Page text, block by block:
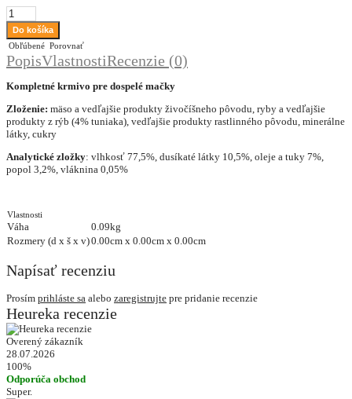
Obľúbené Porovnať
PopisVlastnostiRecenzie (0)
Kompletné krmivo pre dospelé mačky
Zloženie: mäso a vedľajšie produkty živočíšneho pôvodu, ryby a vedľajšie
produkty z rýb (4% tuniaka), vedľajšie produkty rastlinného pôvodu, minerálne
látky, cukry
Analytické zložky: vlhkosť 77,5%, dusíkaté látky 10,5%, oleje a tuky 7%,
popol 3,2%, vláknina 0,05%
Vlastnosti
Váha
0.09kg
Rozmery (d x š x v)0.00cm x 0.00cm x 0.00cm
Napísať recenziu
Prosím prihláste sa alebo zaregistrujte pre pridanie recenzie
Heureka recenzie
Overený zákazník
28.07.2026
100%
Odporúča obchod
Super.